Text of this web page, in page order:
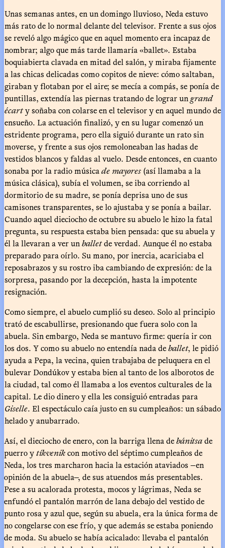
Unas semanas antes, en un domingo lluvioso, Neda estuvo
más rato de lo normal delante del televisor. Frente a sus ojos
se reveló algo mágico que en aquel momento era incapaz de
nombrar; algo que más tarde llamaría «ballet». Estaba
boquiabierta clavada en mitad del salón, y miraba fijamente
a las chicas delicadas como copitos de nieve: cómo saltaban,
giraban y flotaban por el aire; se mecía a compás, se ponía de
puntillas, extendía las piernas tratando de lograr ungrand
écarty soñaba con colarse en el televisor y en aquel mundo de
ensueño. La actuación finalizó, y en su lugar comenzó un
estridente programa, pero ella siguió durante un rato sin
moverse, y frente a sus ojos remoloneaban las hadas de
vestidos blancos y faldas al vuelo. Desde entonces, en cuanto
sonaba por la radio músicade mayores (así llamaba a la
música clásica), subía el volumen, se iba corriendo al
dormitorio de su madre, se ponía deprisa uno de sus
camisones transparentes, se lo ajustaba y se ponía a bailar.
Cuando aquel dieciocho de octubre su abuelo le hizo la fatal
pregunta, su respuesta estaba bien pensada: que su abuela y
él la llevaran a ver unballetde verdad. Aunque él no estaba
preparado para oírlo. Su mano, por inercia, acariciaba el
reposabrazos y su rostro iba cambiando de expresión: de la
sorpresa, pasando por la decepción, hasta la impotente
resignación.
Como siempre, el abuelo cumplió su deseo. Solo al principio
trató de escabullirse, presionando que fuera solo con la
abuela. Sin embargo, Neda se mantuvo firme: quería ir con
los dos. Y como su abuelo no entendía nada deballet, le pidió
ayuda a Pepa, la vecina, quien trabajaba de peluquera en el
bulevar Dondúkov y estaba bien al tanto de los alborotos de
la ciudad, tal como él llamaba a los eventos culturales de la
capital. Le dio dinero y ella les consiguió entradas para
Giselle. El espectáculo caía justo en su cumpleaños: un sábado
helado y anubarrado.
Así, el dieciocho de enero, con la barriga llena debánitsade
puerro ytíkvenikcon motivo del séptimo cumpleaños de
Neda, los tres marcharon hacia la estación ataviados —en
opinión de la abuela—, de sus atuendos más presentables.
Pese a su acalorada protesta, mocos y lágrimas, Neda se
enfundó el pantalón marrón de lana debajo del vestido de
punto rosa y azul que, según su abuela, era la única forma de
no congelarse con ese frío, y que además se estaba poniendo
de moda. Su abuelo se había acicalado: llevaba el pantalón